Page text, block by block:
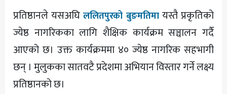
प्रतिष्ठानले यसअघिललितपुरको बुङमतिमायस्तै प्रकृतिको
ज्येष्ठ नागरिकका लागि शैक्षिक कार्यक्रम सञ्चालन गर्दै
आएको छ। उक्त कार्यक्रममा ४० ज्येष्ठ नागरिक सहभागी
छन् । मुलुकका सातवटै प्रदेशमा अभियान विस्तार गर्ने लक्ष्य
प्रतिष्ठानको छ।